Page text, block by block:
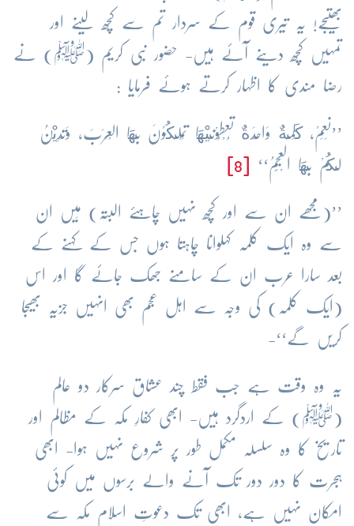
بھتیجے! یہ تیری قوم کے سردار تم سے کچھ لینے اور
تمہیں کچھ دینے آئے ہیں- حضور نبی کریم (ﷺ) نے
رضا مندی کا اظہار کرتے ہوئے فرمایا :
’’نَعَمْ، كَلِمَةٌ وَاحِدَةٌ تُعْطُوْنِيْهَا تَمْلِكُوْنَ بِهَا الْعَرَبَ، وَتَدِيْنُ
لَكُمْ بِهَا الْعَجَمُ‘‘
’’(مجھے ان سے اور کچھ نہیں چاہئے البتہ) مَیں ان
سے وہ ایک کلمہ کہلوانا چاہتا ہوں جس کے کہنے کے
بعد سارا عرب ان کے سامنے جھک جائے گا اور اس
(ایک کلمہ) کی وجہ سے اہل عجم بھی انہیں جزیہ بھیجا
کریں گے‘‘-
یہ وہ وقت ہے جب فقط چند عشاق سرکار دو عالم
(ﷺ) کے اردگرد ہیں- ابھی کفارِ مکہ کے مظالم اور
تاریخ کا وہ سلسلہ مکمل طور پر شروع نہیں ہوا- ابھی
ہجرت کا دور دور تک آنے والے برسوں میں کوئی
امکان نہیں ہے، ابھی تک دعوتِ اسلام مکہ سے